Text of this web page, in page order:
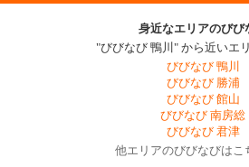
身近なエリアのびび
"びびなび 鴨川" から近いエ
びびなび 鴨川
びびなび 勝浦
びびなび 館山
びびなび 南房総
びびなび 君津
他エリアのびびなびはこ